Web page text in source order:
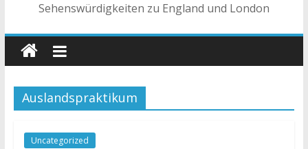
Sehenswürdigkeiten zu England und London
Auslandspraktikum
Uncategorized